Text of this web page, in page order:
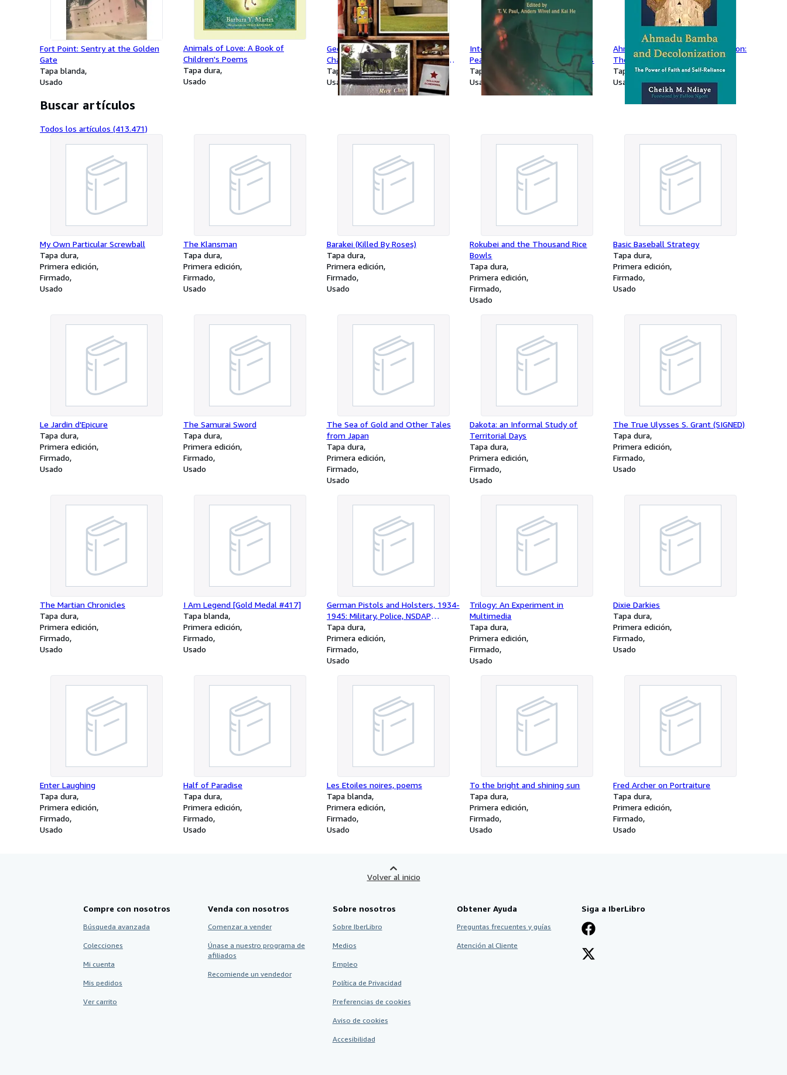
Fort Point: Sentry at the Golden
Gate
Tapa blanda
Usado
Animals of Love: A Book of
Children's Poems
Tapa dura
Usado
Georgia Curiosities: Quirky
Characters, Roadside Oddities &
Other Offbeat Stuff (Curiosities
Series)
Tapa blanda
Usado
International Organizations and
Peaceful Change in World Politics
Tapa blanda
Usado
Ahmadu Bamba and Decolonization:
The Power of Faith and Self-
Reliance
Tapa dura
Usado
Buscar artículos
Todos los artículos (413.471)
My Own Particular Screwball
Tapa dura
Primera edición
Firmado
Usado
The Klansman
Tapa dura
Primera edición
Firmado
Usado
Barakei (Killed By Roses)
Tapa dura
Primera edición
Firmado
Usado
Rokubei and the Thousand Rice
Bowls
Tapa dura
Primera edición
Firmado
Usado
Basic Baseball Strategy
Tapa dura
Primera edición
Firmado
Usado
Le Jardin d'Epicure
Tapa dura
Primera edición
Firmado
Usado
The Samurai Sword
Tapa dura
Primera edición
Firmado
Usado
The Sea of Gold and Other Tales
from Japan
Tapa dura
Primera edición
Firmado
Usado
Dakota: an Informal Study of
Territorial Days
Tapa dura
Primera edición
Firmado
Usado
The True Ulysses S. Grant (SIGNED)
Tapa dura
Primera edición
Firmado
Usado
The Martian Chronicles
Tapa dura
Primera edición
Firmado
Usado
I Am Legend [Gold Medal #417]
Tapa blanda
Primera edición
Firmado
Usado
German Pistols and Holsters, 1934-
1945: Military, Police, NSDAP
(Limited First Edition)
Tapa dura
Primera edición
Firmado
Usado
Trilogy: An Experiment in
Multimedia
Tapa dura
Primera edición
Firmado
Usado
Dixie Darkies
Tapa dura
Primera edición
Firmado
Usado
Enter Laughing
Tapa dura
Primera edición
Firmado
Usado
Half of Paradise
Tapa dura
Primera edición
Firmado
Usado
Les Etoiles noires, poems
Tapa blanda
Primera edición
Firmado
Usado
To the bright and shining sun
Tapa dura
Primera edición
Firmado
Usado
Fred Archer on Portraiture
Tapa dura
Primera edición
Firmado
Usado
Volver al inicio
Compre con nosotros
Búsqueda avanzada
Colecciones
Mi cuenta
Mis pedidos
Ver carrito
Venda con nosotros
Comenzar a vender
Únase a nuestro programa de
afiliados
Recomiende un vendedor
Sobre nosotros
Sobre IberLibro
Medios
Empleo
Política de Privacidad
Preferencias de cookies
Aviso de cookies
Accesibilidad
Obtener Ayuda
Preguntas frecuentes y guías
Atención al Cliente
Siga a IberLibro